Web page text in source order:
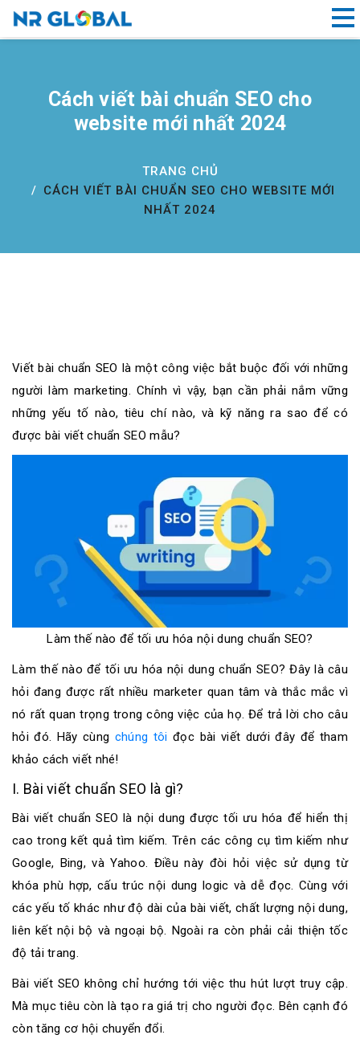
Website
sơ
năng
lực
Khách
Cách viết bài chuẩn SEO cho
website mới nhất 2024
TRANG CHỦ
CÁCH VIẾT BÀI CHUẨN SEO CHO WEBSITE MỚI
NHẤT 2024
Viết bài chuẩn SEO là một công việc bắt buộc đối với những
người làm marketing. Chính vì vậy, bạn cần phải nắm vững
những yếu tố nào, tiêu chí nào, và kỹ năng ra sao để có
được bài viết chuẩn SEO mẫu?
Làm thế nào để tối ưu hóa nội dung chuẩn SEO?
Làm thế nào để tối ưu hóa nội dung chuẩn SEO? Đây là câu
hỏi đang được rất nhiều marketer quan tâm và thắc mắc vì
nó rất quan trọng trong công việc của họ. Để trả lời cho câu
hỏi đó. Hãy cùng chúng tôi đọc bài viết dưới đây để tham
khảo cách viết nhé!
I. Bài viết chuẩn SEO là gì?
Bài viết chuẩn SEO là nội dung được tối ưu hóa để hiển thị
cao trong kết quả tìm kiếm. Trên các công cụ tìm kiếm như
Google, Bing, và Yahoo. Điều này đòi hỏi việc sử dụng từ
khóa phù hợp, cấu trúc nội dung logic và dễ đọc. Cùng với
các yếu tố khác như độ dài của bài viết, chất lượng nội dung,
liên kết nội bộ và ngoại bộ. Ngoài ra còn phải cải thiện tốc
độ tải trang.
Bài viết SEO không chỉ hướng tới việc thu hút lượt truy cập.
Mà mục tiêu còn là tạo ra giá trị cho người đọc. Bên cạnh đó
còn tăng cơ hội chuyển đổi.